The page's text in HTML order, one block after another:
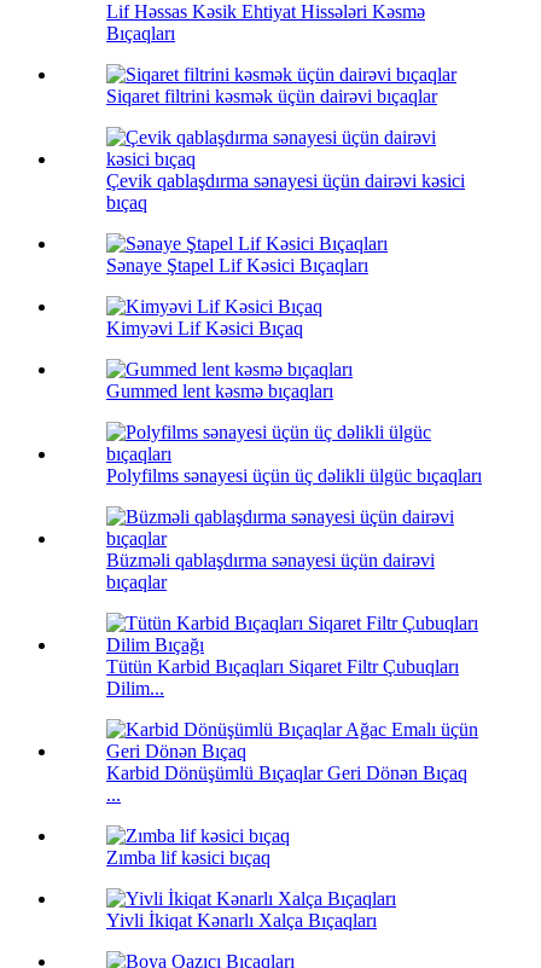
Lif Həssas Kəsik Ehtiyat Hissələri Kəsmə
Bıçaqları
Siqaret filtrini kəsmək üçün dairəvi bıçaqlar
Çevik qablaşdırma sənayesi üçün dairəvi kəsici
bıçaq
Sənaye Ştapel Lif Kəsici Bıçaqları
Kimyəvi Lif Kəsici Bıçaq
Gummed lent kəsmə bıçaqları
Polyfilms sənayesi üçün üç dəlikli ülgüc bıçaqları
Büzməli qablaşdırma sənayesi üçün dairəvi
bıçaqlar
Tütün Karbid Bıçaqları Siqaret Filtr Çubuqları
Dilim...
Karbid Dönüşümlü Bıçaqlar Geri Dönən Bıçaq
...
Zımba lif kəsici bıçaq
Yivli İkiqat Kənarlı Xalça Bıçaqları